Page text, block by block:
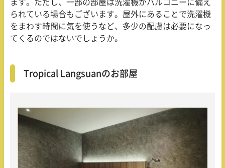
ます。ただし、一部の部屋は洗濯機がバルコニーに備え
られている場合もございます。屋外にあることで洗濯機
をまわす時間に気を使うなど、多少の配慮は必要になっ
てくるのではないでしょうか。
Tropical Langsuanのお部屋